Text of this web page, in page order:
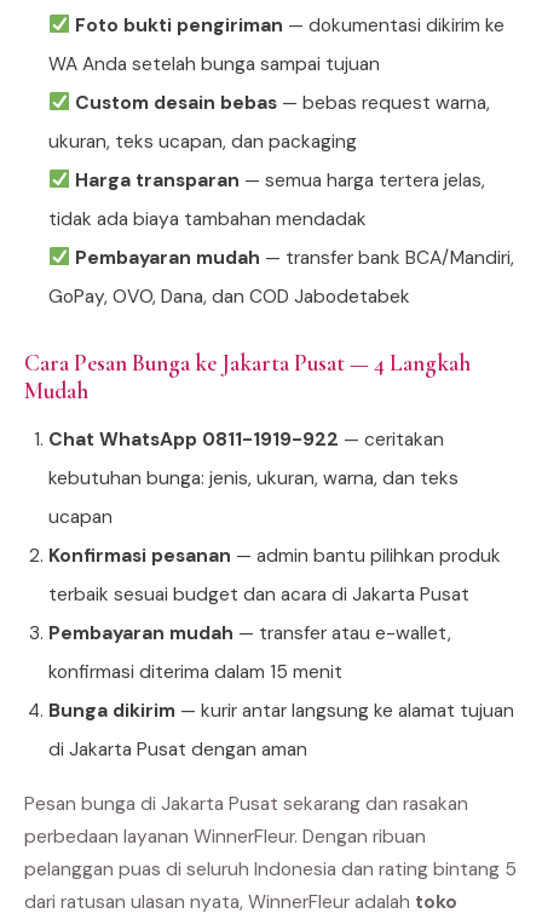
Foto bukti pengiriman — dokumentasi dikirim ke
WA Anda setelah bunga sampai tujuan
Custom desain bebas— bebas request warna,
ukuran, teks ucapan, dan packaging
Harga transparan — semua harga tertera jelas,
tidak ada biaya tambahan mendadak
Pembayaran mudah — transfer bank BCA/Mandiri,
GoPay, OVO, Dana, dan COD Jabodetabek
Cara Pesan Bunga ke Jakarta Pusat — 4 Langkah
Mudah
Chat WhatsApp 0811-1919-922 — ceritakan
kebutuhan bunga: jenis, ukuran, warna, dan teks
ucapan
Konfirmasi pesanan — admin bantu pilihkan produk
terbaik sesuai budget dan acara di Jakarta Pusat
Pembayaran mudah — transfer atau e-wallet,
konfirmasi diterima dalam 15 menit
Bunga dikirim — kurir antar langsung ke alamat tujuan
di Jakarta Pusat dengan aman
Pesan bunga di Jakarta Pusat sekarang dan rasakan
perbedaan layanan WinnerFleur. Dengan ribuan
pelanggan puas di seluruh Indonesia dan rating bintang 5
dari ratusan ulasan nyata, WinnerFleur adalah toko